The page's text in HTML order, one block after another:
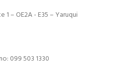
1 – OE2A - E35 – Yaruqui
099 503 1330